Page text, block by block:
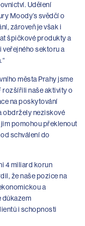
Udělení
Moody’s svědčí o
zároveň je však i
špičkové produkty a
sektoru a
města Prahy jsme
rozšířili naše aktivity o
na poskytování
obdržely neziskové
pomohou překlenout
schválení do
4 miliard korun
že naše pozice na
a
důkazem
i schopnosti